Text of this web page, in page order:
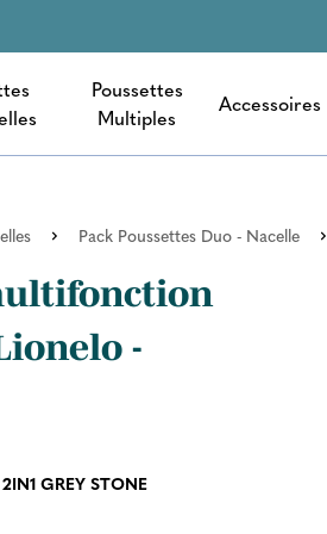
Poussettes
Multiples
Accessoires
Pack Poussettes Duo - Nacelle
-
GREY STONE